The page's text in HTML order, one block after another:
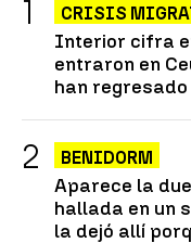
CRISIS
Interior cifra
entraron en
han
BENIDORM
Aparece la
hallada en un
la dejó allí